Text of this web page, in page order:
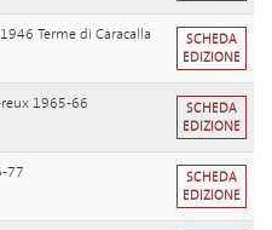
Terme di Caracalla
SCHEDA
EDIZIONE
1965-66
SCHEDA
EDIZIONE
77
SCHEDA
EDIZIONE